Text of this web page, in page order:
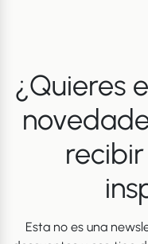
¿Quieres
Esta no es una